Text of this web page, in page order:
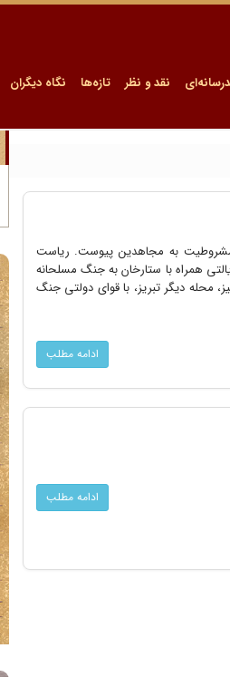
نقد و نظر تازه‌ها نگاه دیگران
جریان مشروطیت به مجاهدین پیوست. ریاست
همراه با ستارخان به جنگ مسلحانه
محله دیگر تبریز، با قوای دولتی جنگ
ادامه مطلب
ادامه مطلب